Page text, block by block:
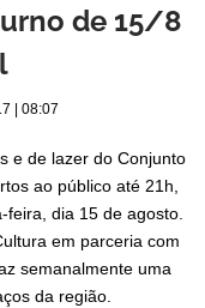
de 15/8
| 08:07
e de lazer do Conjunto
ao público até 21h,
feira, dia 15 de agosto.
em parceria com
semanalmente uma
da região.